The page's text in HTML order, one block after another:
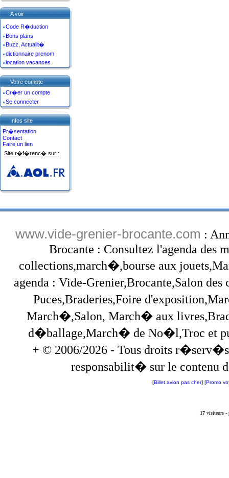
A voir
Code R�duction
Bons plans
Buzz, Actualit�
dictionnaire prenom
location vacances
Votre compte
Cr�er un compte
Se connecter
Infos site
Pr�sentation
Contact
Faire un lien
Site r�f�renc� sur :
www.vide-grenier-brocante.com :
Brocante : Consultez l'agenda des
collections,march�,bourse aux
agenda : Vide-Grenier,Brocante,Salon
Puces,Braderies,Foire
March�,Salon, March� aux
d�ballage,March� de No�l,Troc et
+ © 2006/2026 - Tous droits
responsabilit� sur le contenu
[Billet avion pas cher] [Promo
17 visiteurs -